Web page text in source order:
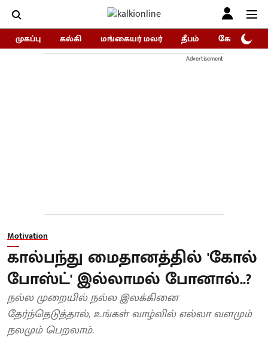
முகப்பு கல்கி மங்கையர் மலர் தீபம் கோகுலம்/
Advertisement
Motivation
கால்பந்து மைதானத்தில் 'கோல்
போஸ்ட்' இல்லாமல் போனால்..?
நல்ல முறையில் நல்ல இலக்கினை
தேர்ந்தெடுத்தால், உங்கள் வாழ்வில் எல்லா வளமும்
நலமும் பெறலாம்.